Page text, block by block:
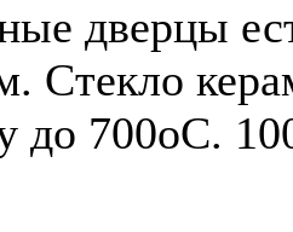
дверцы
Стекло
до 700оС.